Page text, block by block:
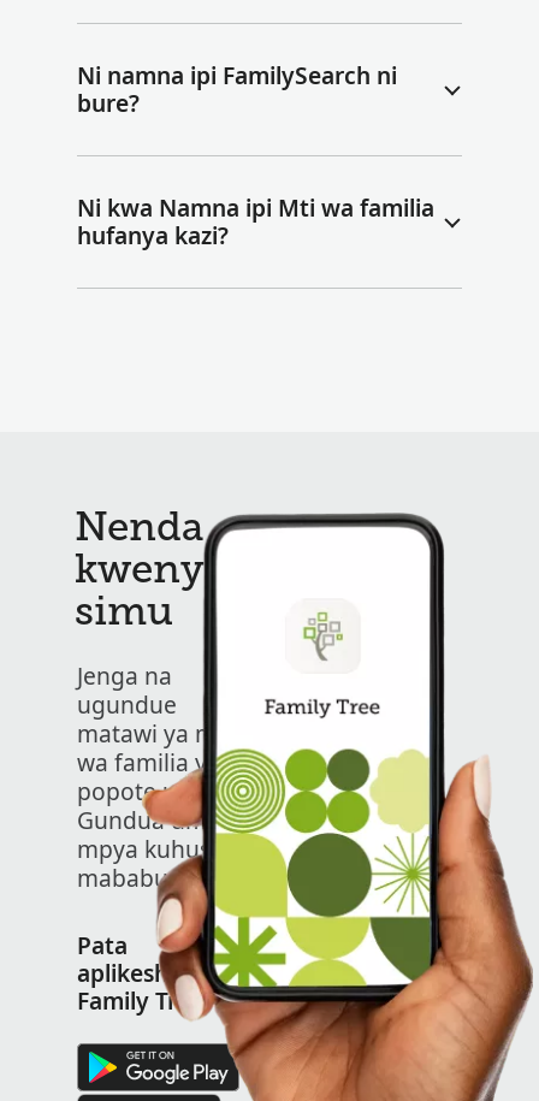
Ni namna ipi FamilySearch ni
bure?
Ni kwa Namna ipi Mti wa familia
hufanya kazi?
Nenda
kwenye
simu
Jenga na
ugundue
matawi ya mti
wa familia yako
popote ulipo.
Gundua umaizi
mpya kuhusu
mababu zako.
Pata
aplikesheni ya
Family Tree